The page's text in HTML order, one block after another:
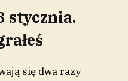
stycznia.
się dwa razy